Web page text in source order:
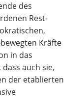
des
Rest-
Kräfte
in das
auch sie,
der etablierten